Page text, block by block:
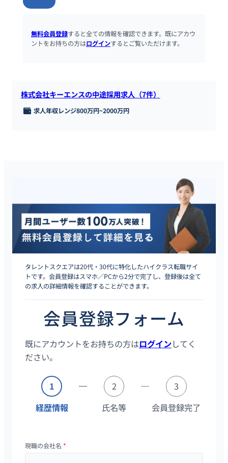
無料会員登録すると全ての情報を確認できます。既にアカウ
ントをお持ちの方はログインするとご覧いただけます。
株式会社キーエンスの中途採用求人（7件）
求人年収レンジ800万円~2000万円
タレントスクエアは20代・30代に特化したハイクラス転職サイ
トです。会員登録はスマホ／PCから2分で完了し、登録後は全て
の求人の詳細情報を確認することができます。
会員登録フォーム
既にアカウントをお持ちの方はログインしてく
ださい。
1
経歴情報
2
氏名等
3
会員登録完了
現職の会社名 *